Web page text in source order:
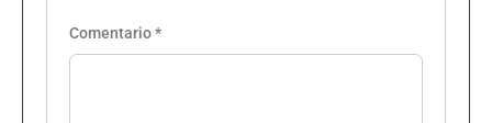
Comentario*